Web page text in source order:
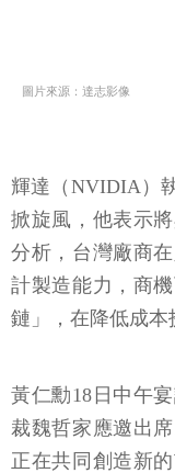
圖片來源：達志影像
輝達（NVIDIA）
掀旋風，他表示
分析，台灣廠商
計製造能力，商
鏈」，在降低成本
黃仁勳18日中午
裁魏哲家應邀出
正在共同創造新